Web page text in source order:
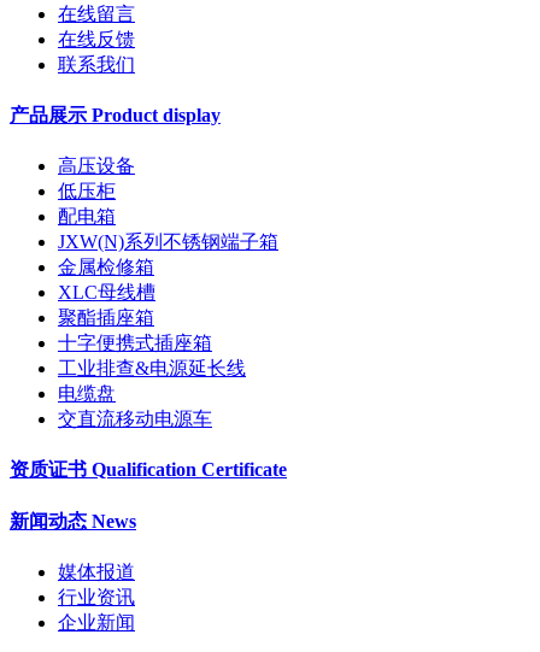
在线留言
在线反馈
联系我们
产品展示 Product display
高压设备
低压柜
配电箱
JXW(N)系列不锈钢端子箱
金属检修箱
XLC母线槽
聚酯插座箱
十字便携式插座箱
工业排查&电源延长线
电缆盘
交直流移动电源车
资质证书 Qualification Certificate
新闻动态 News
媒体报道
行业资讯
企业新闻